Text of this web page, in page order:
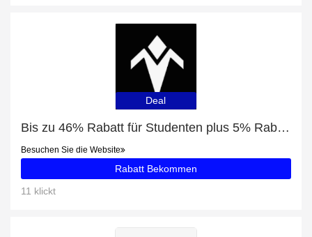
Deal
Bis zu 46% Rabatt für Studenten plus 5% Rabatt auf Minisforum AR900i
Besuchen Sie die Website
Rabatt Bekommen
11 klickt